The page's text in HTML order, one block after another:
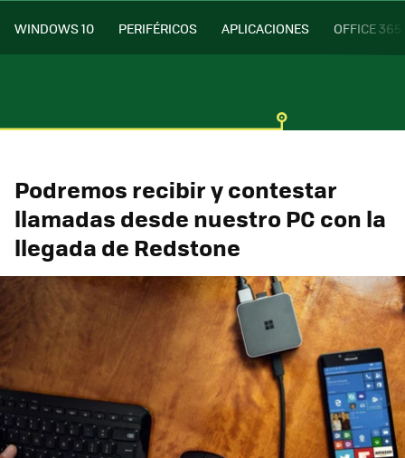
WINDOWS 10 PERIFÉRICOS APLICACIONES OFFICE 365
Podremos recibir y contestar
llamadas desde nuestro PC con la
llegada de Redstone